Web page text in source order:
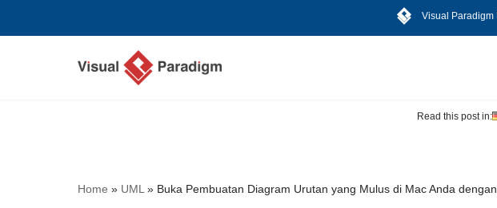
Visual Paradigm
Read this post in:
Home » UML » Buka Pembuatan Diagram Urutan yang Mulus di Mac Anda